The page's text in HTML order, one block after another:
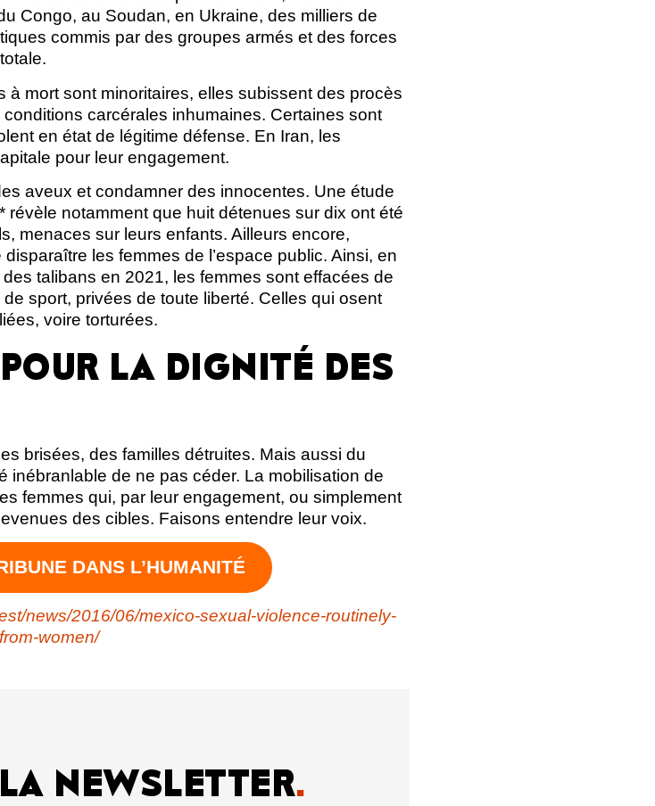
Congo, au Soudan, en Ukraine, des milliers de
commis par des groupes armés et des forces
à mort sont minoritaires, elles subissent des procès
carcérales inhumaines. Certaines sont
en état de légitime défense. En Iran, les
pour leur engagement.
aveux et condamner des innocentes. Une étude
notamment que huit détenues sur dix ont été
menaces sur leurs enfants. Ailleurs encore,
les femmes de l’espace public. Ainsi, en
talibans en 2021, les femmes sont effacées de
sport, privées de toute liberté. Celles qui osent
voire torturées.
LA DIGNITÉ DES
brisées, des familles détruites. Mais aussi du
inébranlable de ne pas céder. La mobilisation de
femmes qui, par leur engagement, ou simplement
des cibles. Faisons entendre leur voix.
DANS L’HUMANITÉ
news/2016/06/mexico-sexual-violence-routinely-
women/
NEWSLETTER.